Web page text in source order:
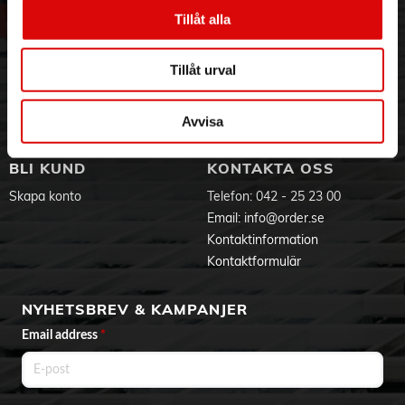
Tillåt alla
Tillåt urval
Avvisa
Visselblåsning
Aktuellt på Order
Service & Support
Godsefterlysning & Felleverans
Integritetspolicy
Om cookies
BLI KUND
Skapa konto
KONTAKTA OSS
Telefon: 042 - 25 23 00
Email: info@order.se
Kontaktinformation
Kontaktformulär
NYHETSBREV & KAMPANJER
Email address *